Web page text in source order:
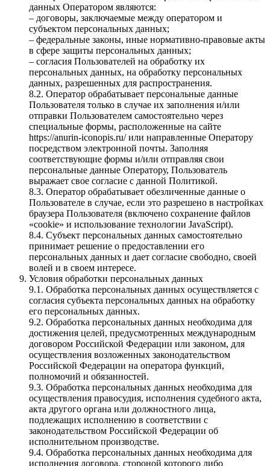
данных Оператором являются:
– договоры, заключаемые между оператором и
субъектом персональных данных;
– федеральные законы, иные нормативно-правовые акты
в сфере защиты персональных данных;
– согласия Пользователей на обработку их
персональных данных, на обработку персональных
данных, разрешенных для распространения.
8.2. Оператор обрабатывает персональные данные
Пользователя только в случае их заполнения и/или
отправки Пользователем самостоятельно через
специальные формы, расположенные на сайте
https://anurin-iconopis.ru/ или направленные Оператору
посредством электронной почты. Заполняя
соответствующие формы и/или отправляя свои
персональные данные Оператору, Пользователь
выражает свое согласие с данной Политикой.
8.3. Оператор обрабатывает обезличенные данные о
Пользователе в случае, если это разрешено в настройках
браузера Пользователя (включено сохранение файлов
«cookie» и использование технологии JavaScript).
8.4. Субъект персональных данных самостоятельно
принимает решение о предоставлении его
персональных данных и дает согласие свободно, своей
волей и в своем интересе.
Условия обработки персональных данных
9.1. Обработка персональных данных осуществляется с
согласия субъекта персональных данных на обработку
его персональных данных.
9.2. Обработка персональных данных необходима для
достижения целей, предусмотренных международным
договором Российской Федерации или законом, для
осуществления возложенных законодательством
Российской Федерации на оператора функций,
полномочий и обязанностей.
9.3. Обработка персональных данных необходима для
осуществления правосудия, исполнения судебного акта,
акта другого органа или должностного лица,
подлежащих исполнению в соответствии с
законодательством Российской Федерации об
исполнительном производстве.
9.4. Обработка персональных данных необходима для
исполнения договора, стороной которого либо